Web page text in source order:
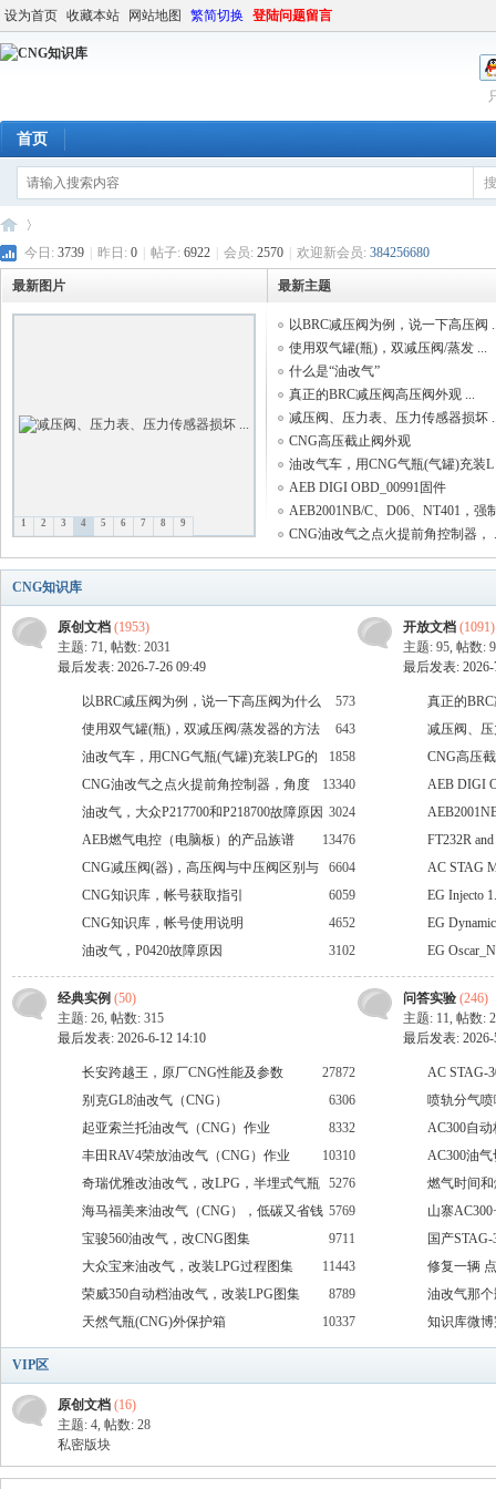
设为首页 收藏本站 网站地图 繁简切换 登陆问题留言
首页
»
今日: 3739 昨日: 0 帖子: 6922 会员: 2570 欢迎新会员: 384256680
最新图片
1 2 3 4 5 6 7 8 9
最新主题
以BRC减压阀为例，说一下高压阀
使用双气罐(瓶)，双减压阀/蒸发 ...
什么是“油改气”
真正的BRC减压阀高压阀外观 ...
减压阀、压力表、压力传感器损坏
CNG高压截止阀外观
油改气车，用CNG气瓶(气罐)充装L
AEB DIGI OBD_00991固件
AEB2001NB/C、D06、NT401，强
CNG油改气之点火提前角控制器，
CNG知识库
原创文档 (1953)
主题: 71, 帖数: 2031
最后发表: 2026-7-26 09:49
573
以BRC减压阀为例，说一下高压阀为什么
会漏气
643
使用双气罐(瓶)，双减压阀/蒸发器的方法
1858
油改气车，用CNG气瓶(气罐)充装LPG的
方法
13340
CNG油改气之点火提前角控制器，角度
设置
3024
油改气，大众P217700和P218700故障原因
13476
AEB燃气电控（电脑板）的产品族谱
6604
CNG减压阀(器)，高压阀与中压阀区别与
选用
6059
CNG知识库，帐号获取指引
4652
CNG知识库，帐号使用说明
3102
油改气，P0420故障原因
开放文档 (1091)
主题: 95, 帖数:
最后发表: 2026-
真正的
减压阀、
避免方法
CNG高压
AEB DIGI
动
FT232R
AC STAG
EG Injecto
EG
EG
经典实例 (50)
主题: 26, 帖数: 315
最后发表: 2026-6-12 14:10
27872
长安跨越王，原厂CNG性能及参数
6306
别克GL8油改气（CNG）
8332
起亚索兰托油改气（CNG）作业
10310
丰田RAV4荣放油改气（CNG）作业
5276
奇瑞优雅改油改气，改LPG，半埋式气瓶
安放
5769
海马福美来油改气（CNG），低碳又省钱
9711
宝骏560油改气，改CNG图集
11443
大众宝来油改气，改装LPG过程图集
8789
荣威350自动档油改气，改装LPG图集
10337
天然气瓶(CNG)外保护箱
问答实验 (246)
主题: 11, 帖数:
最后发表: 2026-
AC STAG-
更换引脚
喷轨分气
AC300自
AC300油
燃气时间
山寨
国产
持OBD
修复一辆
门开度都
油改气那
知识库微
VIP区
原创文档 (16)
主题: 4, 帖数: 28
私密版块